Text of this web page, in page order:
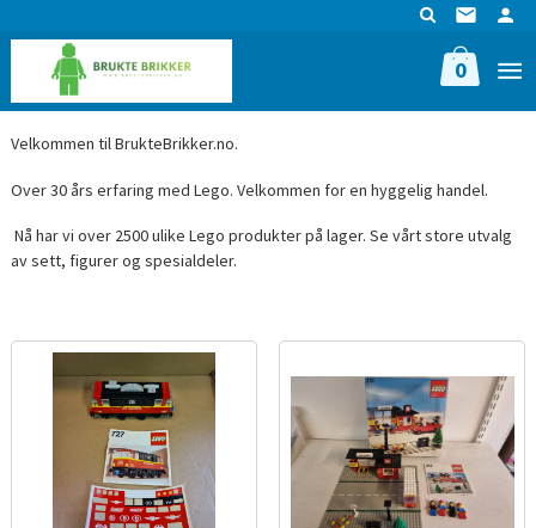
til
innholdet
0
Velkommen til BrukteBrikker.no.
Over 30 års erfaring med Lego. Velkommen for en hyggelig handel.
Nå har vi over 2500 ulike Lego produkter på lager. Se vårt store utvalg
av sett, figurer og spesialdeler.